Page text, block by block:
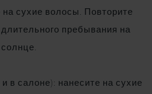
сухие волосы. Повторите
пребывания на
солнце.
в салоне): нанесите на сухие